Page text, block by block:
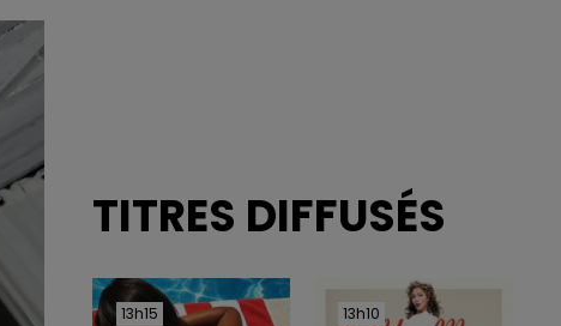
TITRES DIFFUSÉS
13h15
13h15 13h10
13h10